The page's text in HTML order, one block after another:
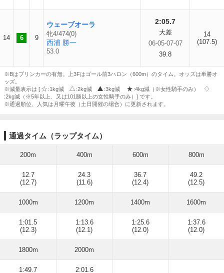
14 6 9
ウェーブオーラ
牝4/474(0)
西浦 勝一
53.0
2:05.7
大差
06-05-07-07
39.8
14
(107.5)
※Bはブリンカーの有無。上3Fはゴール前3ハロン（600m）のタイム。オッズは単勝オ
ッズ。
※減量表示は [
:1kg減 :2kg減 :3kg減
:4kg減（※女性騎手のみ）
:2kg減（※5年以上、又は101勝以上の女性騎手のみ）] です。
※通過順位、人気は月曜午後（土日開催の場合）に更新されます。
通過タイム（ラップタイム）
200m 400m 600m 800m
12.7
(12.7)
24.3
(11.6)
36.7
(12.4)
49.2
(12.5)
1000m 1200m 1400m 1600m
1:01.5
(12.3)
1:13.6
(12.1)
1:25.6
(12.0)
1:37.6
(12.0)
1800m 2000m
1:49.7
2:01.6